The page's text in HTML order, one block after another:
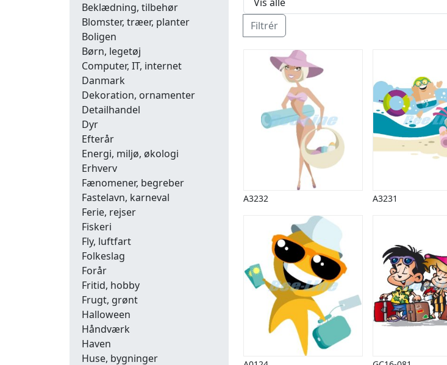
Beklædning, tilbehør
Blomster, træer, planter
Boligen
Børn, legetøj
Computer, IT, internet
Danmark
Dekoration, ornamenter
Detailhandel
Dyr
Efterår
Energi, miljø, økologi
Erhverv
Fænomener, begreber
Fastelavn, karneval
Ferie, rejser
Fiskeri
Fly, luftfart
Folkeslag
Forår
Fritid, hobby
Frugt, grønt
Halloween
Håndværk
Haven
Huse, bygninger
Filtrér
A3232 A3231